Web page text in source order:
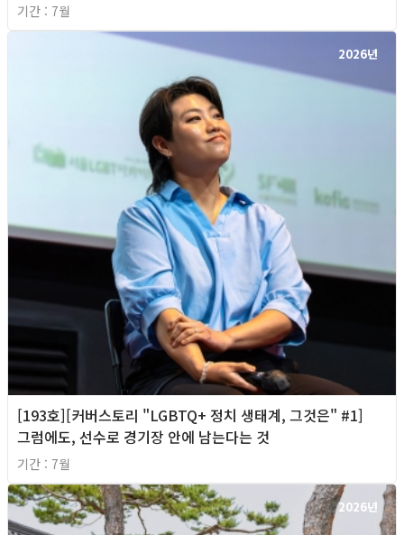
기간 : 7월
2026년
[193호][커버스토리 "LGBTQ+ 정치 생태계, 그것은" #1]
그럼에도, 선수로 경기장 안에 남는다는 것
기간 : 7월
2026년